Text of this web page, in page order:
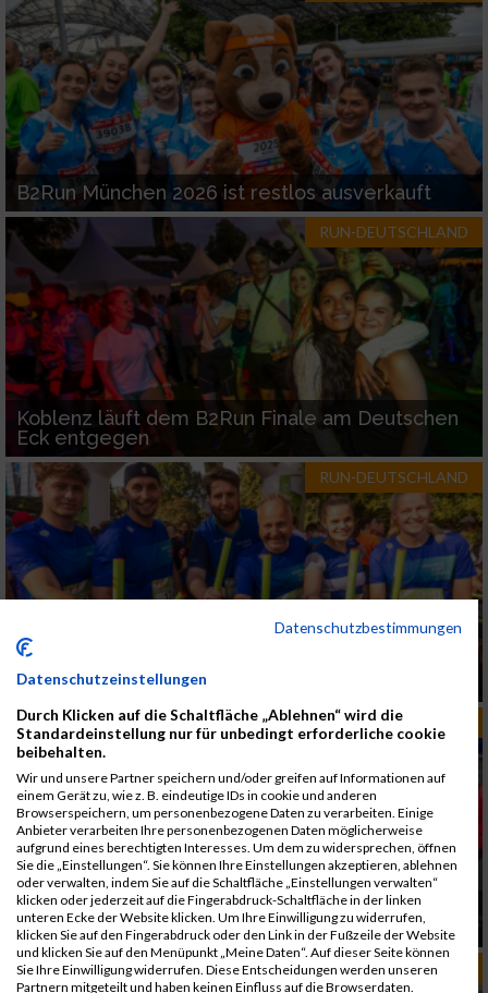
B2Run München 2026 ist restlos ausverkauft
RUN-DEUTSCHLAND
Koblenz läuft dem B2Run Finale am Deutschen
Eck entgegen
RUN-DEUTSCHLAND
RUN5 Teamstaffel startet in Lübeck mit Fokus
auf Teamgeist
RUN-DEUTSCHLAND
B2Run 2026 schaltet in Hockenheim und
Kaiserslautern hoch
RUN-DEUTSCHLAND
Datenschutzbestimmungen
Datenschutzeinstellungen
Durch Klicken auf die Schaltfläche „Ablehnen“ wird die
Standardeinstellung nur für unbedingt erforderliche cookie
beibehalten.
Wir und unsere Partner speichern und/oder greifen auf Informationen auf
einem Gerät zu, wie z. B. eindeutige IDs in cookie und anderen
Browserspeichern, um personenbezogene Daten zu verarbeiten. Einige
Anbieter verarbeiten Ihre personenbezogenen Daten möglicherweise
aufgrund eines berechtigten Interesses. Um dem zu widersprechen, öffnen
Sie die „Einstellungen“. Sie können Ihre Einstellungen akzeptieren, ablehnen
oder verwalten, indem Sie auf die Schaltfläche „Einstellungen verwalten“
klicken oder jederzeit auf die Fingerabdruck-Schaltfläche in der linken
unteren Ecke der Website klicken. Um Ihre Einwilligung zu widerrufen,
klicken Sie auf den Fingerabdruck oder den Link in der Fußzeile der Website
und klicken Sie auf den Menüpunkt „Meine Daten“. Auf dieser Seite können
Sie Ihre Einwilligung widerrufen. Diese Entscheidungen werden unseren
Partnern mitgeteilt und haben keinen Einfluss auf die Browserdaten.